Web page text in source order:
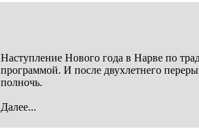
Наступление Нового года в Нарве по
программой. И после двухлетнего
полночь.
Далее...